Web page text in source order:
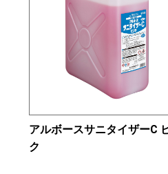
アルボースサニタイザーC
ク